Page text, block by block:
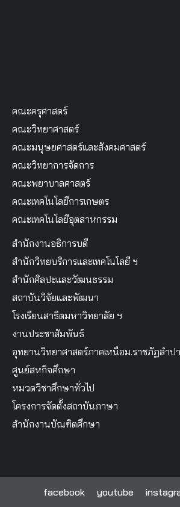
คณะวิทยาศาสตร์
คณะเทคโนโลยีการเกษตร
คณะเทคโนโลยีอุตสาหกรรม
งานประชาสัมพันธ์
อุทยานวิทยาศาสตร์ภาคเหนือม.ราชภัฏลำปาง
ศูนย์สหกิจศึกษา